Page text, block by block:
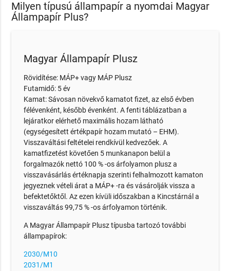
Milyen típusú állampapír a nyomdai Magyar
Állampapír Plus?
Magyar Állampapír Plusz
Rövidítése: MÁP+ vagy MÁP Plusz
Futamidő: 5 év
Kamat: Sávosan növekvő kamatot fizet, az első évben
félévenként, később évenként. A fenti táblázatban a
lejáratkor elérhető maximális hozam látható
(egységesített értékpapír hozam mutató – EHM).
Visszaváltási feltételei rendkívül kedvezőek. A
kamatfizetést követően 5 munkanapon belül a
forgalmazók nettó 100 % -os árfolyamon plusz a
visszavásárlás értéknapja szerinti felhalmozott kamaton
jegyeznek vételi árat a MÁP+ -ra és vásárolják vissza a
befektetőktől. Az ezen kívüli időszakban a Kincstárnál a
visszaváltás 99,75 % -os árfolyamon történik.
A Magyar Állampapír Plusz típusba tartozó további
állampapírok:
2030/M10
2031/M1